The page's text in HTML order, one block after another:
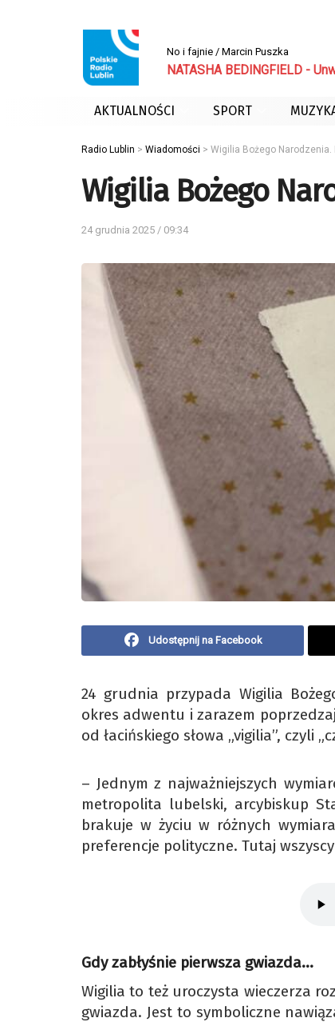
No i fajnie / Marcin Puszka
NATASHA BEDINGFIELD -
AKTUALNOŚCI SPORT
Radio Lublin > Wiadomości > Wigilia Bożego
Wigilia Bożego
24 grudnia 2025 / 09:34
Udostępnij na Facebook
24 grudnia przypada Wigilia
okres adwentu i zarazem
od łacińskiego słowa „vigilia”, czyli
– Jednym z najważniejszych
metropolita lubelski, arcybiskup
brakuje w życiu w różnych
preferencje polityczne. Tutaj
Gdy zabłyśnie pierwsza gwiazda…
Wigilia to też uroczysta wieczerza
gwiazda. Jest to symboliczne